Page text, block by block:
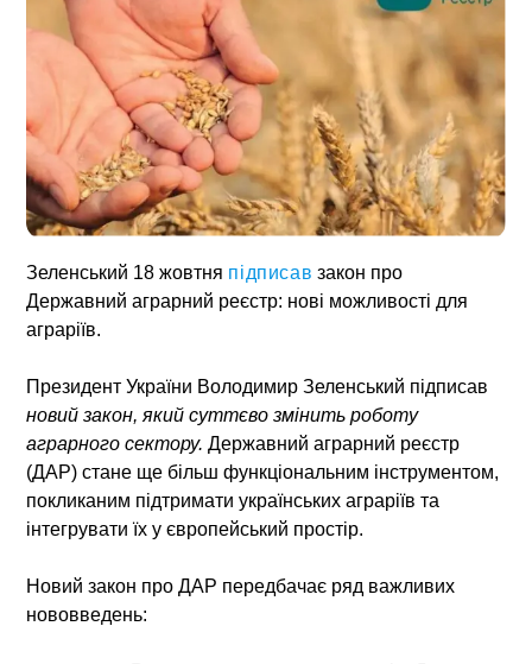
Зеленський 18 жовтня підписав закон про
Державний аграрний реєстр: нові можливості для
аграріїв.
Президент України Володимир Зеленський підписав
новий закон, який суттєво змінить роботу
аграрного сектору.Державний аграрний реєстр
(ДАР) стане ще більш функціональним інструментом,
покликаним підтримати українських аграріїв та
інтегрувати їх у європейський простір.
Новий закон про ДАР передбачає ряд важливих
нововведень: